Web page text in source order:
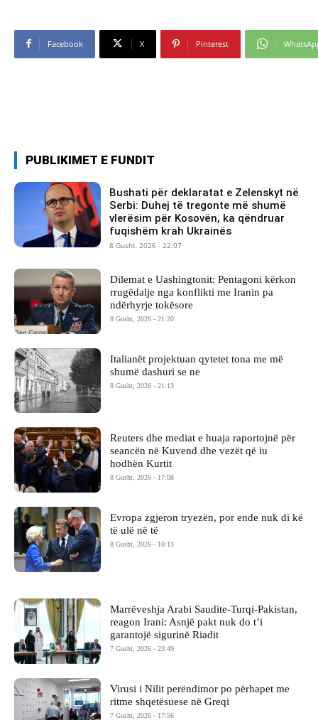
Facebook X Pinterest
PUBLIKIMET E FUNDIT
Bushati për deklaratat e Zelenskyt në
Serbi: Duhej të tregonte më shumë
vlerësim për Kosovën, ka qëndruar
fuqishëm krah Ukrainës
8 Gusht, 2026 - 22:07
Dilemat e Uashingtonit: Pentagoni kërkon
rrugëdalje nga konflikti me Iranin pa
ndërhyrje tokësore
8 Gusht, 2026 - 21:20
Italianët projektuan qytetet tona me më
shumë dashuri se ne
8 Gusht, 2026 - 21:13
Reuters dhe mediat e huaja raportojnë për
seancën në Kuvend dhe vezët që iu
hodhën Kurtit
8 Gusht, 2026 - 17:08
Evropa zgjeron tryezën, por ende nuk di kë
të ulë në të
8 Gusht, 2026 - 10:13
Marrëveshja Arabi Saudite-Turqi-Pakistan,
reagon Irani: Asnjë pakt nuk do t’i
garantojë sigurinë Riadit
7 Gusht, 2026 - 23:49
Virusi i Nilit perëndimor po përhapet me
ritme shqetësuese në Greqi
7 Gusht, 2026 - 17:56